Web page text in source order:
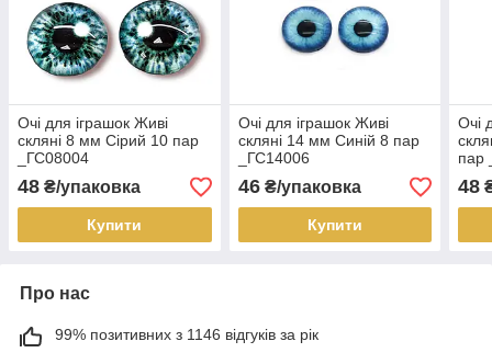
Очі для іграшок Живі
скляні 8 мм Сірий 10 пар
_ГС08004
48 ₴/упаковка
Купити
Очі для іграшок Живі
скляні 14 мм Синій 8 пар
_ГС14006
46₴/упаковка
Купити
Очі
пар
48
Про нас
99% позитивних з 1146 відгуків за рік